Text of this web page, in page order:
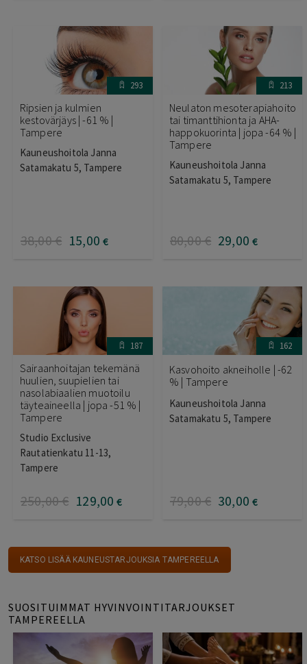
293
Ripsien ja kulmien
kestovärjäys | -61 % |
Tampere
Kauneushoitola Janna
Satamakatu 5, Tampere
38,00€ 15,00 €
213
Neulaton mesoterapiahoito
tai timanttihionta ja AHA-
happokuorinta | jopa -64 % |
Tampere
Kauneushoitola Janna
Satamakatu 5, Tampere
80,00€ 29,00 €
187
Sairaanhoitajan tekemänä
huulien, suupielien tai
nasolabiaalien muotoilu
täyteaineella | jopa -51 % |
Tampere
Studio Exclusive
Rautatienkatu 11-13,
Tampere
250,00€ 129,00 €
162
Kasvohoito akneiholle | -62
% | Tampere
Kauneushoitola Janna
Satamakatu 5, Tampere
79,00€ 30,00 €
KATSO LISÄÄ KAUNEUSTARJOUKSIA TAMPEREELLA
SUOSITUIMMAT HYVINVOINTITARJOUKSET
TAMPEREELLA